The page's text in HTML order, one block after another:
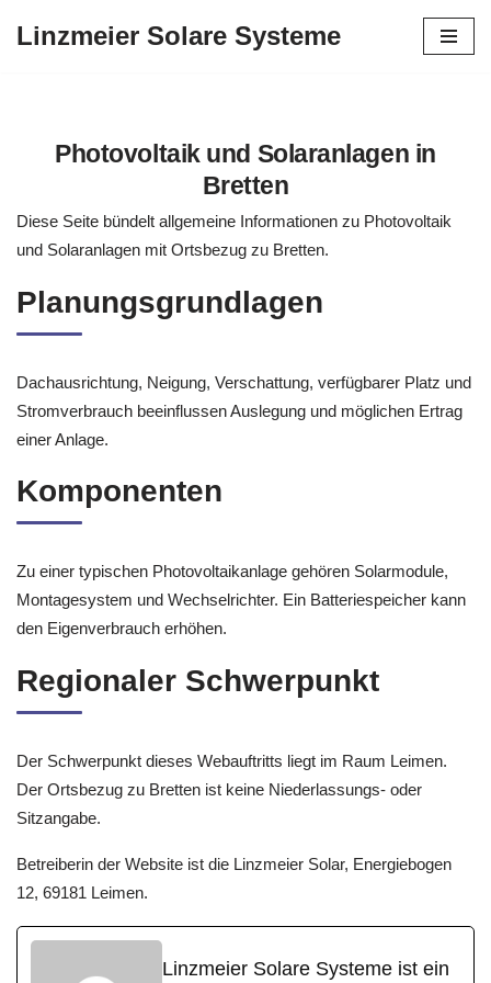
Linzmeier Solare Systeme
Photovoltaik und Solaranlagen in
Bretten
Diese Seite bündelt allgemeine Informationen zu Photovoltaik
und Solaranlagen mit Ortsbezug zu Bretten.
Planungsgrundlagen
Dachausrichtung, Neigung, Verschattung, verfügbarer Platz und
Stromverbrauch beeinflussen Auslegung und möglichen Ertrag
einer Anlage.
Komponenten
Zu einer typischen Photovoltaikanlage gehören Solarmodule,
Montagesystem und Wechselrichter. Ein Batteriespeicher kann
den Eigenverbrauch erhöhen.
Regionaler Schwerpunkt
Der Schwerpunkt dieses Webauftritts liegt im Raum Leimen.
Der Ortsbezug zu Bretten ist keine Niederlassungs- oder
Sitzangabe.
Betreiberin der Website ist die Linzmeier Solar, Energiebogen
12, 69181 Leimen.
Linzmeier Solare Systeme ist ein